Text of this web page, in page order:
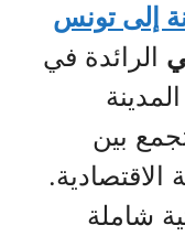
إلى تونس
الرائدة في
بين
الاقتصادية.
شاملة